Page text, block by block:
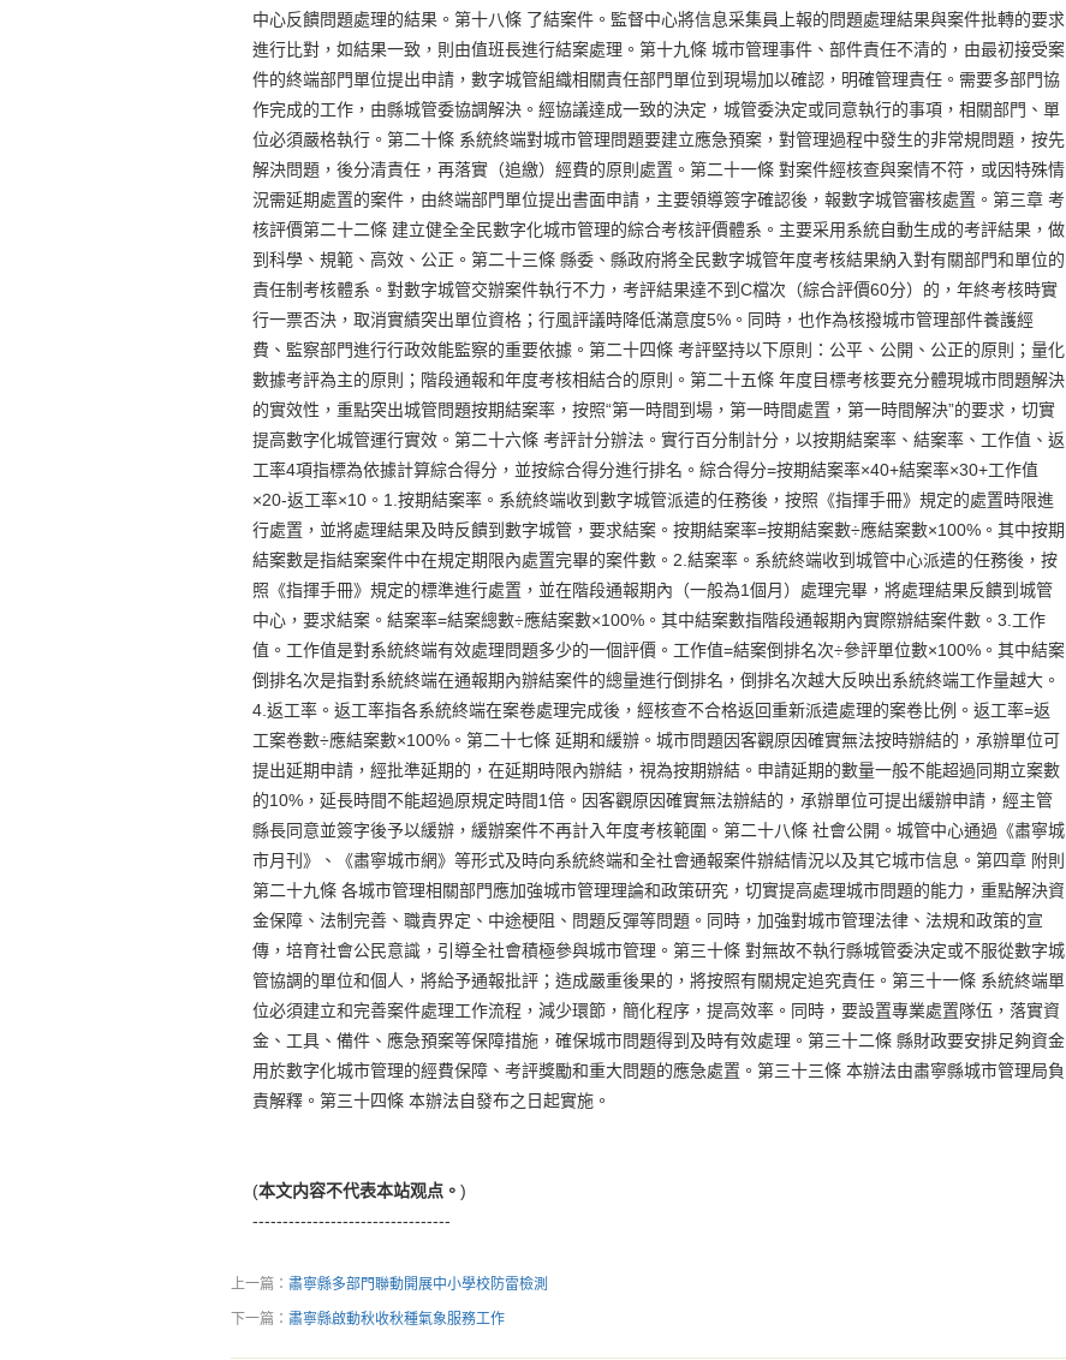
中心反饋問題處理的結果。第十八條 了結案件。監督中心將信息采集員上報的問題處理結果與案件批轉的要求
進行比對，如結果一致，則由值班長進行結案處理。第十九條 城市管理事件、部件責任不清的，由最初接受案
件的終端部門單位提出申請，數字城管組織相關責任部門單位到現場加以確認，明確管理責任。需要多部門協
作完成的工作，由縣城管委協調解決。經協議達成一致的決定，城管委決定或同意執行的事項，相關部門、單
位必須嚴格執行。第二十條 系統終端對城市管理問題要建立應急預案，對管理過程中發生的非常規問題，按先
解決問題，後分清責任，再落實（追繳）經費的原則處置。第二十一條 對案件經核查與案情不符，或因特殊情
況需延期處置的案件，由終端部門單位提出書面申請，主要領導簽字確認後，報數字城管審核處置。第三章 考
核評價第二十二條 建立健全全民數字化城市管理的綜合考核評價體系。主要采用系統自動生成的考評結果，做
到科學、規範、高效、公正。第二十三條 縣委、縣政府將全民數字城管年度考核結果納入對有關部門和單位的
責任制考核體系。對數字城管交辦案件執行不力，考評結果達不到C檔次（綜合評價60分）的，年終考核時實
行一票否決，取消實績突出單位資格；行風評議時降低滿意度5%。同時，也作為核撥城市管理部件養護經
費、監察部門進行行政效能監察的重要依據。第二十四條 考評堅持以下原則：公平、公開、公正的原則；量化
數據考評為主的原則；階段通報和年度考核相結合的原則。第二十五條 年度目標考核要充分體現城市問題解決
的實效性，重點突出城管問題按期結案率，按照“第一時間到場，第一時間處置，第一時間解決”的要求，切實
提高數字化城管運行實效。第二十六條 考評計分辦法。實行百分制計分，以按期結案率、結案率、工作值、返
工率4項指標為依據計算綜合得分，並按綜合得分進行排名。綜合得分=按期結案率×40+結案率×30+工作值
×20-返工率×10。1.按期結案率。系統終端收到數字城管派遣的任務後，按照《指揮手冊》規定的處置時限進
行處置，並將處理結果及時反饋到數字城管，要求結案。按期結案率=按期結案數÷應結案數×100%。其中按期
結案數是指結案案件中在規定期限內處置完畢的案件數。2.結案率。系統終端收到城管中心派遣的任務後，按
照《指揮手冊》規定的標準進行處置，並在階段通報期內（一般為1個月）處理完畢，將處理結果反饋到城管
中心，要求結案。結案率=結案總數÷應結案數×100%。其中結案數指階段通報期內實際辦結案件數。3.工作
值。工作值是對系統終端有效處理問題多少的一個評價。工作值=結案倒排名次÷參評單位數×100%。其中結案
倒排名次是指對系統終端在通報期內辦結案件的總量進行倒排名，倒排名次越大反映出系統終端工作量越大。
4.返工率。返工率指各系統終端在案卷處理完成後，經核查不合格返回重新派遣處理的案卷比例。返工率=返
工案卷數÷應結案數×100%。第二十七條 延期和緩辦。城市問題因客觀原因確實無法按時辦結的，承辦單位可
提出延期申請，經批準延期的，在延期時限內辦結，視為按期辦結。申請延期的數量一般不能超過同期立案數
的10%，延長時間不能超過原規定時間1倍。因客觀原因確實無法辦結的，承辦單位可提出緩辦申請，經主管
縣長同意並簽字後予以緩辦，緩辦案件不再計入年度考核範圍。第二十八條 社會公開。城管中心通過《肅寧城
市月刊》、《肅寧城市網》等形式及時向系統終端和全社會通報案件辦結情況以及其它城市信息。第四章 附則
第二十九條 各城市管理相關部門應加強城市管理理論和政策研究，切實提高處理城市問題的能力，重點解決資
金保障、法制完善、職責界定、中途梗阻、問題反彈等問題。同時，加強對城市管理法律、法規和政策的宣
傳，培育社會公民意識，引導全社會積極參與城市管理。第三十條 對無故不執行縣城管委決定或不服從數字城
管協調的單位和個人，將給予通報批評；造成嚴重後果的，將按照有關規定追究責任。第三十一條 系統終端單
位必須建立和完善案件處理工作流程，減少環節，簡化程序，提高效率。同時，要設置專業處置隊伍，落實資
金、工具、備件、應急預案等保障措施，確保城市問題得到及時有效處理。第三十二條 縣財政要安排足夠資金
用於數字化城市管理的經費保障、考評獎勵和重大問題的應急處置。第三十三條 本辦法由肅寧縣城市管理局負
責解釋。第三十四條 本辦法自發布之日起實施。
(本文内容不代表本站观点。 )
---------------------------------
上一篇： 肅寧縣多部門聯動開展中小學校防雷檢測
下一篇： 肅寧縣啟動秋收秋種氣象服務工作